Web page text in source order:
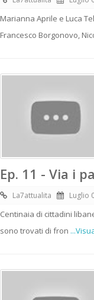
Marianna Aprile e Luca
Francesco Borgonovo,
Ep. 11 - Via i
La7attualita Luglio
Centinaia di cittadini
sono trovati di fron